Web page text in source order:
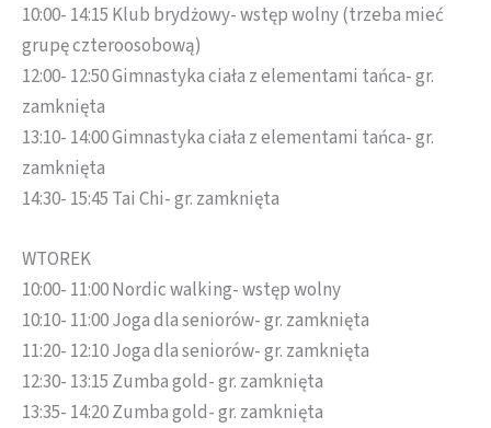
10:00- 14:15 Klub brydżowy- wstęp wolny (trzeba mieć
grupę czteroosobową)
12:00- 12:50 Gimnastyka ciała z elementami tańca- gr.
zamknięta
13:10- 14:00 Gimnastyka ciała z elementami tańca- gr.
zamknięta
14:30- 15:45 Tai Chi- gr. zamknięta
WTOREK
10:00- 11:00 Nordic walking- wstęp wolny
10:10- 11:00 Joga dla seniorów- gr. zamknięta
11:20- 12:10 Joga dla seniorów- gr. zamknięta
12:30- 13:15 Zumba gold- gr. zamknięta
13:35- 14:20 Zumba gold- gr. zamknięta